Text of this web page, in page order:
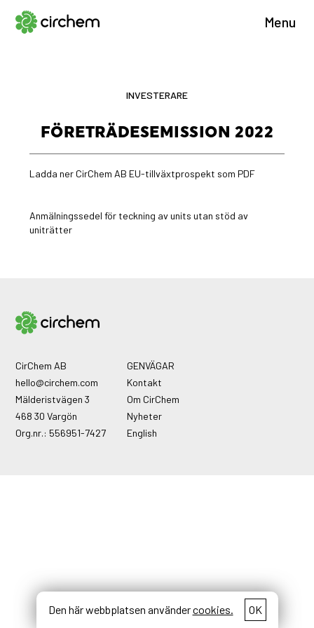
Menu
INVESTERARE
FÖRETRÄDESEMISSION 2022
Ladda ner CirChem AB EU-tillväxtprospekt som PDF
Anmälningssedel för teckning av units utan stöd av
uniträtter
CirChem AB
hello@circhem.com
Mälderistvägen 3
468 30 Vargön
Org.nr.: 556951-7427
GENVÄGAR
Kontakt
Om CirChem
Nyheter
English
Den här webbplatsen användercookies. OK